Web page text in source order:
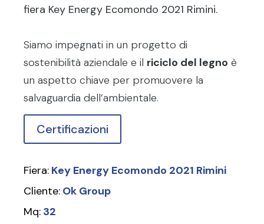
fiera Key Energy Ecomondo 2021 Rimini.
Siamo impegnati in un progetto di
sostenibilità aziendale e il riciclo del legno è
un aspetto chiave per promuovere la
salvaguardia dell’ambientale.
Certificazioni
Fiera: Key Energy Ecomondo 2021 Rimini
Cliente: Ok Group
Mq: 32